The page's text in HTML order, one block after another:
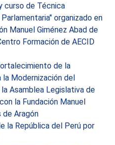
curso de Técnica
organizado en
Manuel Giménez Abad de
Formación de AECID
de la
Modernización del
Asamblea Legislativa de
la Fundación Manuel
de Aragón
la República del Perú por